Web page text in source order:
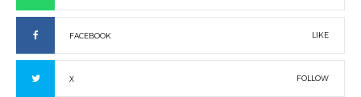
FACEBOOK LIKE
X FOLLOW